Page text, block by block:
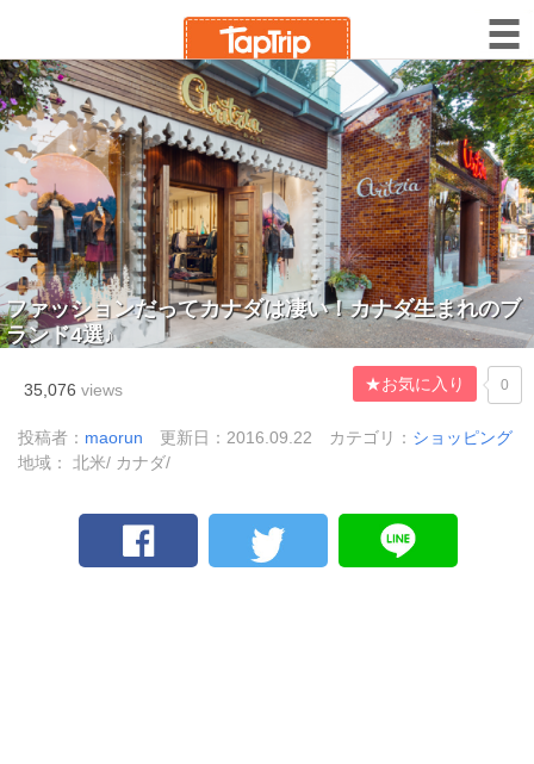
ファッションだってカナダは凄い！カナダ生まれのブ
ランド4選♪
35,076 views ★お気に入り 0
投稿者： maorun 更新日：2016.09.22 カテゴリ： ショッピング
地域： 北米/ カナダ/